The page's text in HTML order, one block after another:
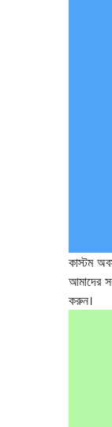
কাস্টম
আমাদের
করুন।